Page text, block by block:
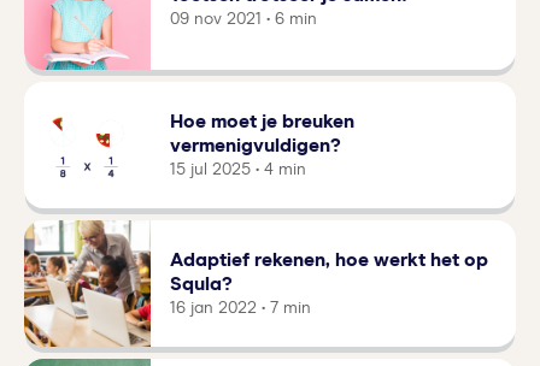
09 nov 2021 • 6 min
Hoe moet je breuken
vermenigvuldigen?
15 jul 2025 • 4 min
Adaptief rekenen, hoe werkt het op
Squla?
16 jan 2022 • 7 min